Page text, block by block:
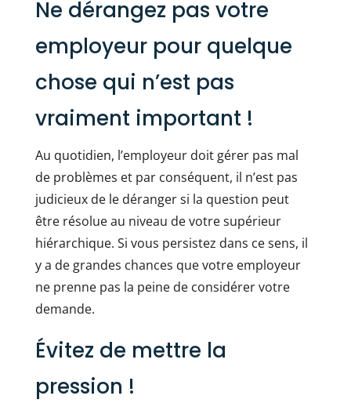
Ne dérangez pas votre
employeur pour quelque
chose qui n’est pas
vraiment important !
Au quotidien, l’employeur doit gérer pas mal
de problèmes et par conséquent, il n’est pas
judicieux de le déranger si la question peut
être résolue au niveau de votre supérieur
hiérarchique. Si vous persistez dans ce sens, il
y a de grandes chances que votre employeur
ne prenne pas la peine de considérer votre
demande.
Évitez de mettre la
pression !